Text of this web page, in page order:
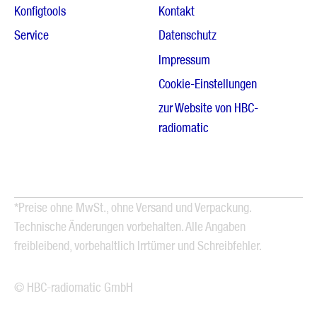
Konfigtools
Service
Kontakt
Datenschutz
Impressum
Cookie-Einstellungen
zur Website von HBC-
radiomatic
*Preise ohne MwSt., ohne Versand und Verpackung.
Technische Änderungen vorbehalten. Alle Angaben
freibleibend, vorbehaltlich Irrtümer und Schreibfehler.
© HBC-radiomatic GmbH